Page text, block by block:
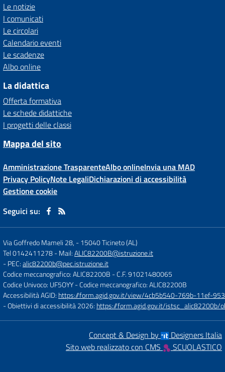
Le notizie
I comunicati
Le circolari
Calendario eventi
Le scadenze
Albo online
La didattica
Offerta formativa
Le schede didattiche
I progetti delle classi
Mappa del sito
Amministrazione TrasparenteAlbo onlineInvia una MAD
Privacy PolicyNote LegaliDichiarazioni di accessibilità
Gestione cookie
Seguici su:
Via Goffredo Mameli 28, -15040 Ticineto (AL)
Tel 0142411278- Mail:ALIC82200B@istruzione.it
- PEC:alic82200b@pec.istruzione.it
Codice meccanografico: ALIC82200B - C.F. 91021480065
Codice Univoco: UF5OYY- Codice meccanografico: ALIC82200B
Accessibilità AGID: https://form.agid.gov.it/view/4cb5b540-769b-11ef-
- Obiettivi di accessibilità 2026: https://form.agid.gov.it/
Concept & Design by
Designers Italia
Sito web realizzato con CMS
SCUOLASTICO